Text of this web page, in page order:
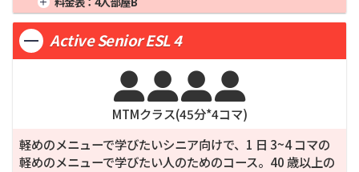
3週間
152,625
12週間
555,000
24週間
1,110,000
2週間
102,000
3週間
140,250
8週間
340,000
12週間
20週間
850,000
1週間
53,625
2週間
99,000
3週間
136,125
4週間
165,000
8週間
12週間
495,000
16週間
660,000
24週間
990,000
Active Senior ESL 4

MTMクラス(45分*4コマ)
軽めのメニューで学びたいシニア向けで、1 日 3~4 コマの
軽めのメニューで学びたい人のためのコース。40 歳以上の